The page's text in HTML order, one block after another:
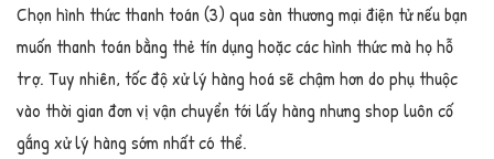
Chọn hình thức thanh toán (3) qua sàn thương mại điện tử nếu bạn
muốn thanh toán bằng thẻ tín dụng hoặc các hình thức mà họ hỗ
trợ. Tuy nhiên, tốc độ xử lý hàng hoá sẽ chậm hơn do phụ thuộc
vào thời gian đơn vị vận chuyển tới lấy hàng nhưng shop luôn cố
gắng xử lý hàng sớm nhất có thể.